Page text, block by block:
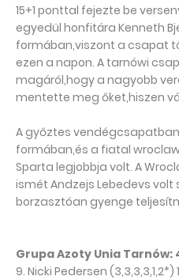
15+1 ponttal fejezte be
egyedül honfitára Kenneth
formában,viszont a csapat
ezen a napon. A tarnówi
magáról,hogy a nagyobb
mentette meg őket,hiszen
A győztes
formában,és a fiatal
Sparta legjobbja volt. A
ismét Andzejs Lebedevs volt
borzasztóan gyenge
Grupa Azoty Unia Tarnów:
9. Nicki Pedersen (3,3,3,3,1,2*)